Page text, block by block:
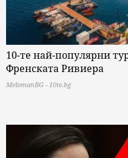
10-те най-популярни
Френската Ривиера
MelomanBG - 10te.bg